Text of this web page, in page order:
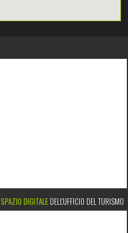
SPAZIO DIGITALE DELL'UFFICIO DEL TURISMO